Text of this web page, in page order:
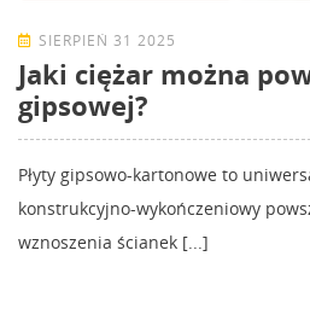
SIERPIEŃ 31 2025
Jaki ciężar można
gipsowej?
Płyty gipsowo-kartonowe to
konstrukcyjno-wykończeniowy
wznoszenia ścianek [...]